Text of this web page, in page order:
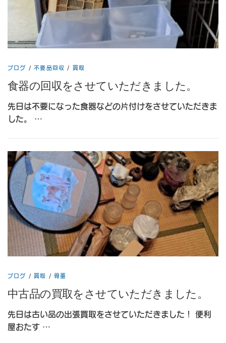
ブログ /不要品回収 / 買取
食器の回収をさせていただきました。
先日は不要になった食器などの片付けをさせていただきま
した。 …
ブログ /買取 /骨董
中古品の買取をさせていただきました。
先日は古い品の出張買取をさせていただきました！ 便利
屋おたす …